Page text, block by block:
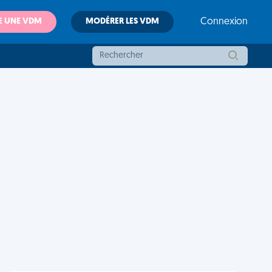
UNE VDM MODÉRER LES VDM Connexion